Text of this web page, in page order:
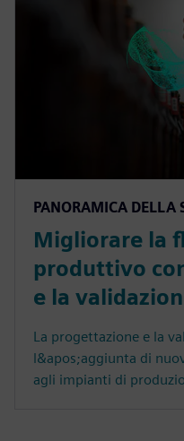
PANORAMICA DELLA
Migliorare la
produttivo
e la
La progettazione e la
l&apos;aggiunta di
agli impianti di